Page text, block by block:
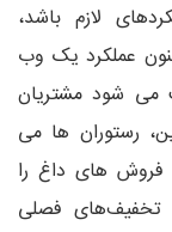
لازم باشد،
عملکرد یک وب
می شود مشتریان
رستوران ها می
فروش های داغ را
تخفیف‌های فصلی